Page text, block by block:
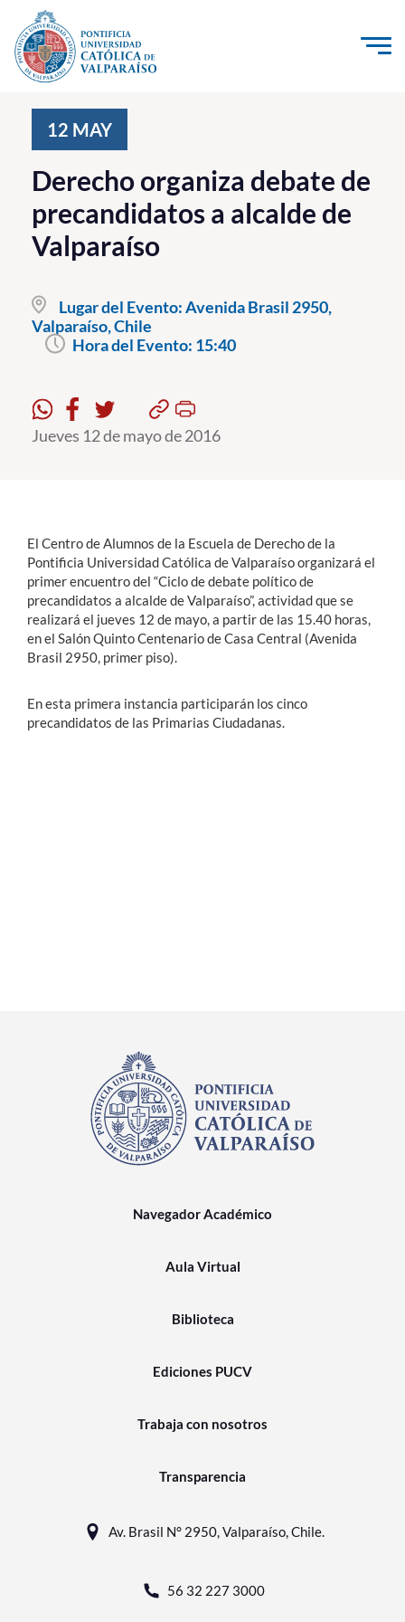
Click acá para ir directamente al contenido
Investigación, Creación e Innovación
PUCV Internacional
Vinculación con el Medio
Pregrado
Postgrado
Formación Continua
Alumni
English
12 MAY
Derecho organiza debate de
precandidatos a alcalde de
Valparaíso
Lugar del Evento:Avenida Brasil 2950,
Valparaíso, Chile
Hora del Evento: 15:40
Jueves 12 de mayo de 2016
El Centro de Alumnos de la Escuela de Derecho de la
Pontificia Universidad Católica de Valparaíso organizará el
primer encuentro del “Ciclo de debate político de
precandidatos a alcalde de Valparaíso”, actividad que se
realizará el jueves 12 de mayo, a partir de las 15.40 horas,
en el Salón Quinto Centenario de Casa Central (Avenida
Brasil 2950, primer piso).
En esta primera instancia participarán los cinco
precandidatos de las Primarias Ciudadanas.
Navegador Académico
Aula Virtual
Biblioteca
Ediciones PUCV
Trabaja con nosotros
Transparencia
Av. Brasil N° 2950, Valparaíso, Chile.
56 32 227 3000